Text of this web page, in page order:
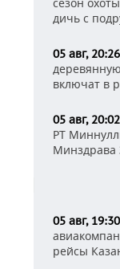
дичь с
05 авг, 20:26
включат в
05 авг, 20:02
РТ
Минздрава
05 авг, 19:30
рейсы